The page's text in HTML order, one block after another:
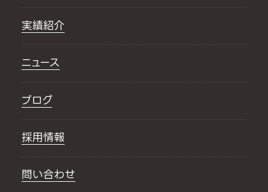
実績紹介
ニュース
ブログ
採用情報
問い合わせ